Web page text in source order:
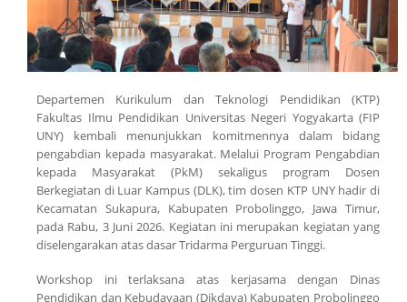
Departemen Kurikulum dan Teknologi Pendidikan (KTP)
Fakultas Ilmu Pendidikan Universitas Negeri Yogyakarta (FIP
UNY) kembali menunjukkan komitmennya dalam bidang
pengabdian kepada masyarakat. Melalui Program Pengabdian
kepada Masyarakat (PkM) sekaligus program Dosen
Berkegiatan di Luar Kampus (DLK), tim dosen KTP UNY hadir di
Kecamatan Sukapura, Kabupaten Probolinggo, Jawa Timur,
pada Rabu, 3 Juni 2026. Kegiatan ini merupakan kegiatan yang
diselengarakan atas dasar Tridarma Perguruan Tinggi.
Workshop ini terlaksana atas kerjasama dengan Dinas
Pendidikan dan Kebudayaan (Dikdaya) Kabupaten Probolinggo